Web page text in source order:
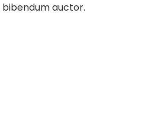
bibendum auctor.